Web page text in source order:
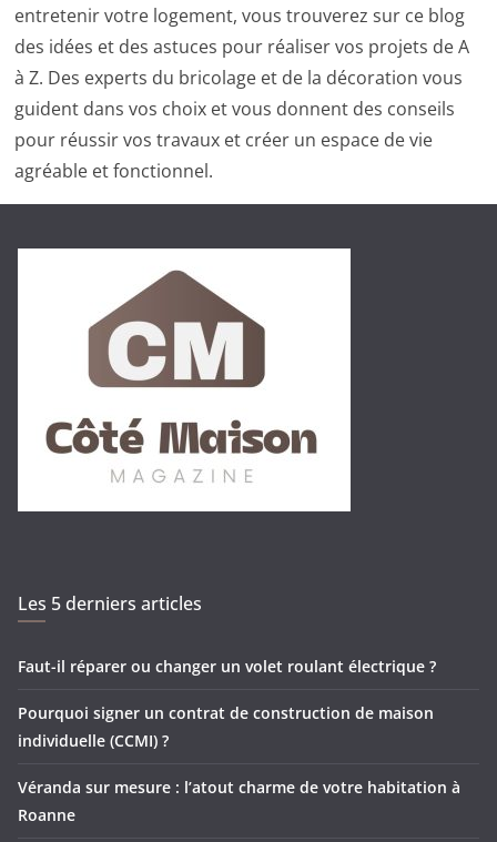
entretenir votre logement, vous trouverez sur ce blog
des idées et des astuces pour réaliser vos projets de A
à Z. Des experts du bricolage et de la décoration vous
guident dans vos choix et vous donnent des conseils
pour réussir vos travaux et créer un espace de vie
agréable et fonctionnel.
Les 5 derniers articles
Faut-il réparer ou changer un volet roulant électrique ?
Pourquoi signer un contrat de construction de maison
individuelle (CCMI) ?
Véranda sur mesure : l’atout charme de votre habitation à
Roanne